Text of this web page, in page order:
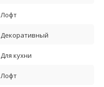
Лофт
Декоративный
Для кухни
Лофт